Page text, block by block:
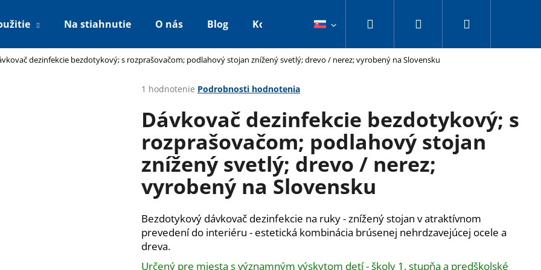
Na stiahnutie O nás Blog Kontakt Hľadať PrihlásenieNákupný
dezinfekcie bezdotykový; s rozprašovačom; podlahový stojan znížený svetlý; drevo / nerez; vyrobený na Slovensku
Priemerné
produktu
je
hviezdičiek.
1 hodnotenie Podrobnosti hodnotenia
Dávkovač dezinfekcie bezdotykový; s
rozprašovačom; podlahový stojan
znížený svetlý; drevo / nerez;
vyrobený na Slovensku
Bezdotykový dávkovač dezinfekcie na ruky - znížený stojan v atraktívnom
prevedení do interiéru - estetická kombinácia brúsenej nehrdzavejúcej ocele a
dreva.
Určený pre miesta s významným výskytom detí - školy 1. stupňa a predškolské
Čo potrebujete nájsť?
HĽADAŤ
UVC-CLEANAIR; VERZIA 1.0; PANEL S DÁVKOVAČ DEZINFEKCIE BEZDOTYKOVÝ;